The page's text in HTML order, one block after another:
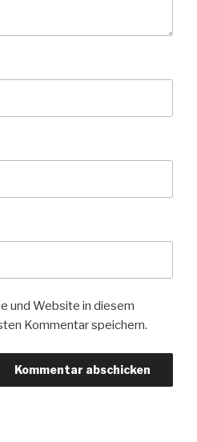
und Website in diesem
Kommentar speichern.